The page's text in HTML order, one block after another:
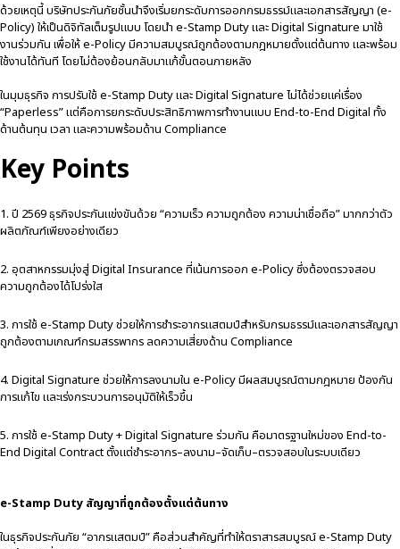
ด้วยเหตุนี้ บริษัทประกันภัยชั้นนำจึงเริ่มยกระดับการออกกรมธรรม์และเอกสารสัญญา (e-
Policy) ให้เป็นดิจิทัลเต็มรูปแบบ โดยนำ e-Stamp Duty และ Digital Signature มาใช้
งานร่วมกัน เพื่อให้ e-Policy มีความสมบูรณ์ถูกต้องตามกฎหมายตั้งแต่ต้นทาง และพร้อม
ใช้งานได้ทันที โดยไม่ต้องย้อนกลับมาแก้ขั้นตอนภายหลัง
ในมุมธุรกิจ การปรับใช้ e-Stamp Duty และ Digital Signature ไม่ได้ช่วยแค่เรื่อง
“Paperless” แต่คือการยกระดับประสิทธิภาพการทำงานแบบ End-to-End Digital ทั้ง
ด้านต้นทุน เวลา และความพร้อมด้าน Compliance
Key Points
1. ปี 2569 ธุรกิจประกันแข่งขันด้วย “ความเร็ว ความถูกต้อง ความน่าเชื่อถือ” มากกว่าตัว
ผลิตภัณฑ์เพียงอย่างเดียว
2. อุตสาหกรรมมุ่งสู่ Digital Insurance ที่เน้นการออก e-Policy ซึ่งต้องตรวจสอบ
ความถูกต้องได้โปร่งใส
3. การใช้ e-Stamp Duty ช่วยให้การชำระอากรแสตมป์สำหรับกรมธรรม์และเอกสารสัญญา
ถูกต้องตามเกณฑ์กรมสรรพากร ลดความเสี่ยงด้าน Compliance
4. Digital Signature ช่วยให้การลงนามใน e-Policy มีผลสมบูรณ์ตามกฎหมาย ป้องกัน
การแก้ไข และเร่งกระบวนการอนุมัติให้เร็วขึ้น
5. การใช้ e-Stamp Duty + Digital Signature ร่วมกัน คือมาตรฐานใหม่ของ End-to-
End Digital Contract ตั้งแต่ชำระอากร–ลงนาม–จัดเก็บ–ตรวจสอบในระบบเดียว
e-Stamp Duty สัญญาที่ถูกต้องตั้งแต่ต้นทาง
ในธุรกิจประกันภัย “อากรแสตมป์” คือส่วนสำคัญที่ทำให้ตราสารสมบูรณ์e-Stamp Duty